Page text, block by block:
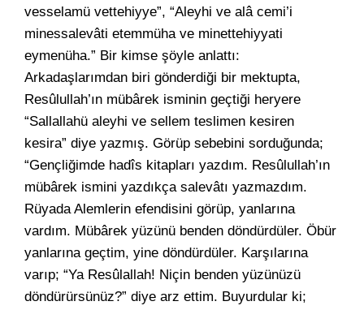
vesselamü vettehiyye”, “Aleyhi ve alâ cemi’i
minessalevâti etemmüha ve minettehiyyati
eymenüha.” Bir kimse şöyle anlattı:
Arkadaşlarımdan biri gönderdiği bir mektupta,
Resûlullah’ın mübârek isminin geçtiği heryere
“Sallallahü aleyhi ve sellem teslimen kesiren
kesira” diye yazmış. Görüp sebebini sorduğunda;
“Gençliğimde hadîs kitapları yazdım. Resûlullah’ın
mübârek ismini yazdıkça salevâtı yazmazdım.
Rüyada Alemlerin efendisini görüp, yanlarına
vardım. Mübârek yüzünü benden döndürdüler. Öbür
yanlarına geçtim, yine döndürdüler. Karşılarına
varıp; “Ya Resûlallah! Niçin benden yüzünüzü
döndürürsünüz?” diye arz ettim. Buyurdular ki;